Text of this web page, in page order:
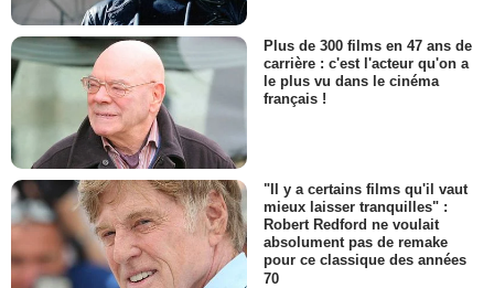
Plus de 300 films en 47 ans de
carrière : c'est l'acteur qu'on a
le plus vu dans le cinéma
français !
"Il y a certains films qu'il vaut
mieux laisser tranquilles" :
Robert Redford ne voulait
absolument pas de remake
pour ce classique des années
70